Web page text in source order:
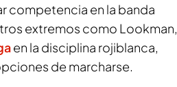
competencia en la banda
extremos como Lookman,
en la disciplina rojiblanca,
de marcharse.